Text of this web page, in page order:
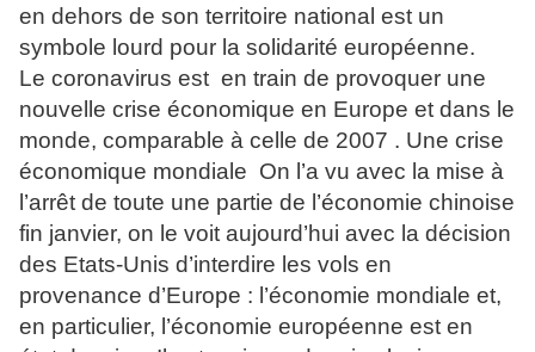
en dehors de son territoire national est un
symbole lourd pour la solidarité européenne.
Le coronavirus est en train de provoquer une
nouvelle crise économique en Europe et dans le
monde, comparable à celle de 2007 . Une crise
économique mondiale On l’a vu avec la mise à
l’arrêt de toute une partie de l’économie chinoise
fin janvier, on le voit aujourd’hui avec la décision
des Etats-Unis d’interdire les vols en
provenance d’Europe : l’économie mondiale et,
en particulier, l’économie européenne est en